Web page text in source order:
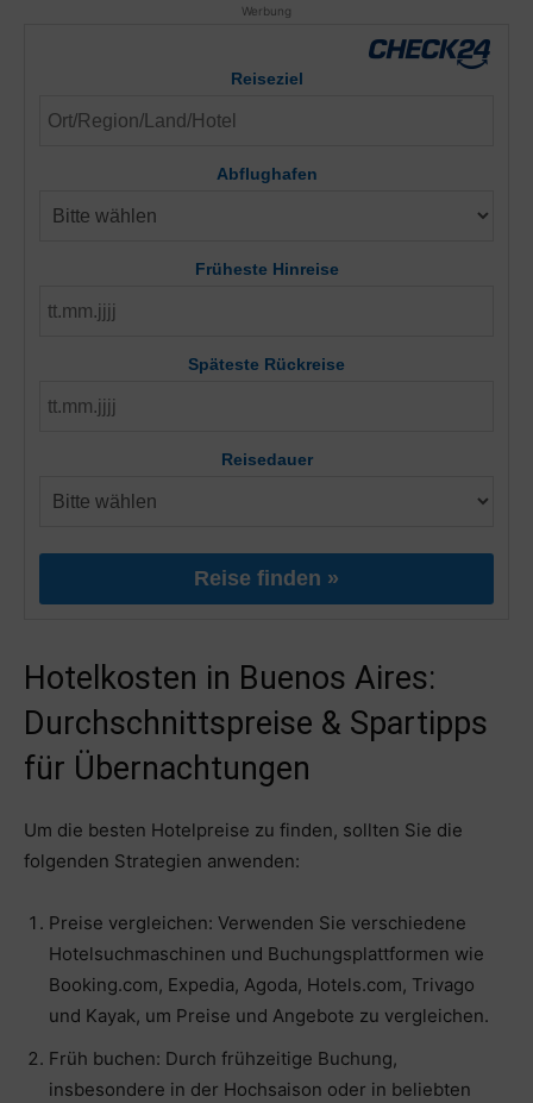
Werbung
Reiseziel
Abflughafen
Früheste Hinreise
Späteste Rückreise
Reisedauer
Reise finden »
Hotelkosten in Buenos Aires:
Durchschnittspreise & Spartipps
für Übernachtungen
Um die besten Hotelpreise zu finden, sollten Sie die
folgenden Strategien anwenden:
Preise vergleichen: Verwenden Sie verschiedene
Hotelsuchmaschinen und Buchungsplattformen wie
Booking.com, Expedia, Agoda, Hotels.com, Trivago
und Kayak, um Preise und Angebote zu vergleichen.
Früh buchen: Durch frühzeitige Buchung,
insbesondere in der Hochsaison oder in beliebten